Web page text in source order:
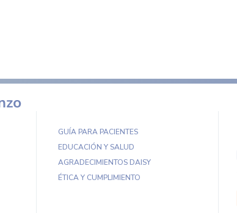
GUÍA PARA PACIENTES
EDUCACIÓN Y SALUD
AGRADECIMIENTOS DAISY
ÉTICA Y CUMPLIMIENTO